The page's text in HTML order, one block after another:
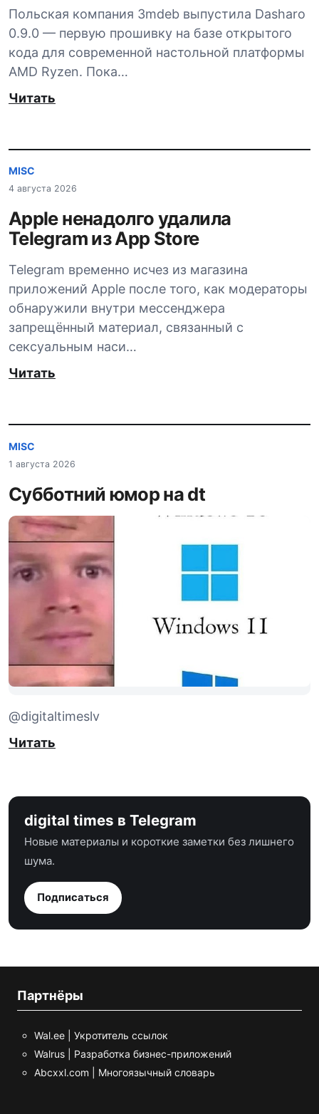
Польская компания 3mdeb выпустила Dasharo
0.9.0 — первую прошивку на базе открытого
кода для современной настольной платформы
AMD Ryzen. Пока…
Читать
MISC
4 августа 2026
Apple ненадолго удалила
Telegram из App Store
Telegram временно исчез из магазина
приложений Apple после того, как модераторы
обнаружили внутри мессенджера
запрещённый материал, связанный с
сексуальным наси…
Читать
MISC
1 августа 2026
Субботний юмор на dt
@digitaltimeslv
Читать
digital times в Telegram
Новые материалы и короткие заметки без лишнего
шума.
Подписаться
Партнёры
Wal.ee | Укротитель ссылок
Walrus | Разработка бизнес-приложений
Abcxxl.com | Многоязычный словарь